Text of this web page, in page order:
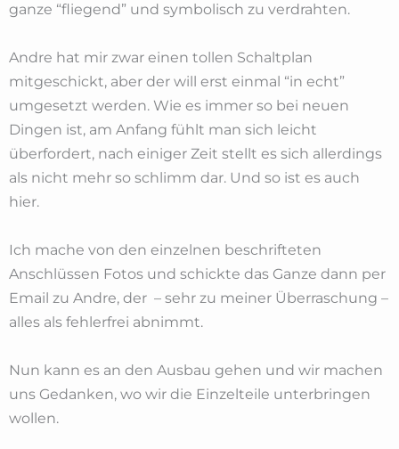
ganze “fliegend” und symbolisch zu verdrahten.
Andre hat mir zwar einen tollen Schaltplan
mitgeschickt, aber der will erst einmal “in echt”
umgesetzt werden. Wie es immer so bei neuen
Dingen ist, am Anfang fühlt man sich leicht
überfordert, nach einiger Zeit stellt es sich allerdings
als nicht mehr so schlimm dar. Und so ist es auch
hier.
Ich mache von den einzelnen beschrifteten
Anschlüssen Fotos und schickte das Ganze dann per
Email zu Andre, der – sehr zu meiner Überraschung –
alles als fehlerfrei abnimmt.
Nun kann es an den Ausbau gehen und wir machen
uns Gedanken, wo wir die Einzelteile unterbringen
wollen.